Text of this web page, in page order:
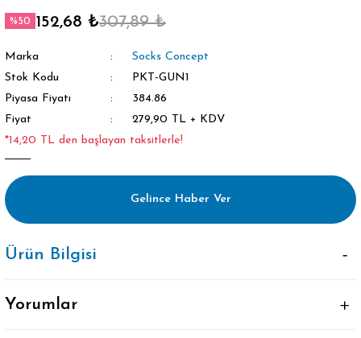
%50 152,68 ₺307,89 ₺
Marka
Socks Concept
Stok Kodu
PKT-GUN1
Piyasa Fiyatı
384.86
Fiyat
279,90 TL + KDV
*14,20 TL den başlayan taksitlerle!
Gelince Haber Ver
Ürün Bilgisi
Yorumlar